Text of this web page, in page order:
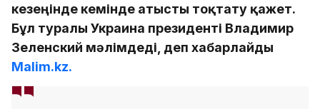
кезеңінде кемінде атысты тоқтату қажет.
Бұл туралы Украина президенті Владимир
Зеленский мәлімдеді, деп хабарлайды
Malim.kz.